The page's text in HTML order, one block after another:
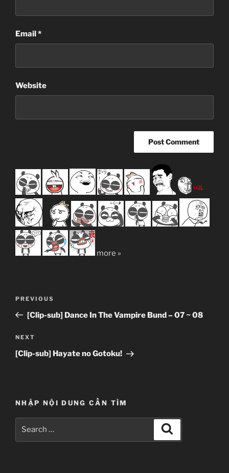
Email*
Website
more »
Previous
Post
PREVIOUS
[Clip-sub] Dance In The Vampire Bund – 07 ~ 08
Next
Post
NEXT
[Clip-sub] Hayate no Gotoku!
NHẬP NỘI DUNG CẦN TÌM